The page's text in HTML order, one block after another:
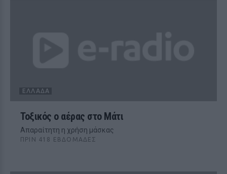
ΕΛΛΆΔΑ
Τοξικός ο αέρας στο Μάτι
Απαραίτητη η χρήση μάσκας
ΠΡΙΝ 418 ΕΒΔΟΜΆΔΕΣ